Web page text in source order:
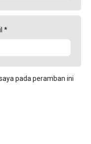
*
pada peramban ini